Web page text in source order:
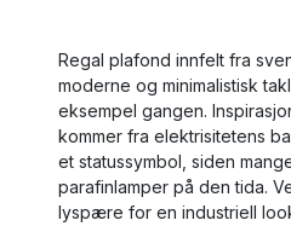
Regal plafond innfelt fra
moderne og minimalistisk
eksempel gangen.
kommer fra elektrisitetens
et statussymbol, siden
parafinlamper på den tida.
lyspære for en industriell